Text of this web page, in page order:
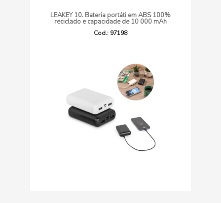
LEAKEY 10. Bateria portáti em ABS 100%
reciclado e capacidade de 10 000 mAh
Cod.: 97198